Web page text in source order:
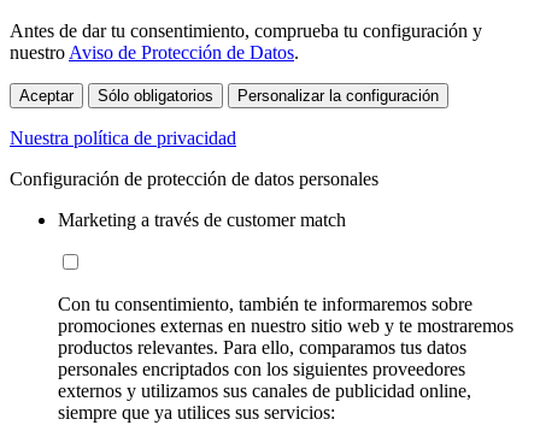
Antes de dar tu consentimiento, comprueba tu configuración y
nuestro Aviso de Protección de Datos.
Aceptar Sólo obligatorios Personalizar la configuración
Nuestra política de privacidad
Configuración de protección de datos personales
Marketing a través de customer match
Con tu consentimiento, también te informaremos sobre
promociones externas en nuestro sitio web y te mostraremos
productos relevantes. Para ello, comparamos tus datos
personales encriptados con los siguientes proveedores
externos y utilizamos sus canales de publicidad online,
siempre que ya utilices sus servicios: